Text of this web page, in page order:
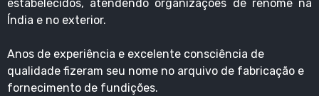
estabelecidos, atendendo organizações de renome na
Índia e no exterior.
Anos de experiência e excelente consciência de
qualidade fizeram seu nome no arquivo de fabricação e
fornecimento de fundições.